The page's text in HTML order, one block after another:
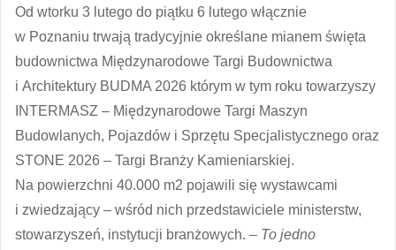
Od wtorku 3 lutego do piątku 6 lutego włącznie
w Poznaniu trwają tradycyjnie określane mianem święta
budownictwa Międzynarodowe Targi Budownictwa
i Architektury BUDMA 2026 którym w tym roku towarzyszy
INTERMASZ – Międzynarodowe Targi Maszyn
Budowlanych, Pojazdów i Sprzętu Specjalistycznego oraz
STONE 2026 – Targi Branży Kamieniarskiej.
Na powierzchni 40.000 m2 pojawili się wystawcami
i zwiedzający – wśród nich przedstawiciele ministerstw,
stowarzyszeń, instytucji branżowych. – To jedno